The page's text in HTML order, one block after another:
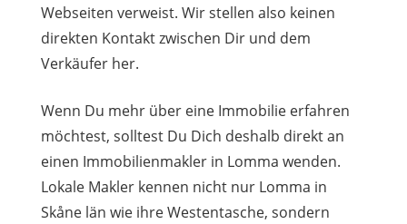
Webseiten verweist. Wir stellen also keinen
direkten Kontakt zwischen Dir und dem
Verkäufer her.
Wenn Du mehr über eine Immobilie erfahren
möchtest, solltest Du Dich deshalb direkt an
einen Immobilienmakler in Lomma wenden.
Lokale Makler kennen nicht nur Lomma in
Skåne län wie ihre Westentasche, sondern